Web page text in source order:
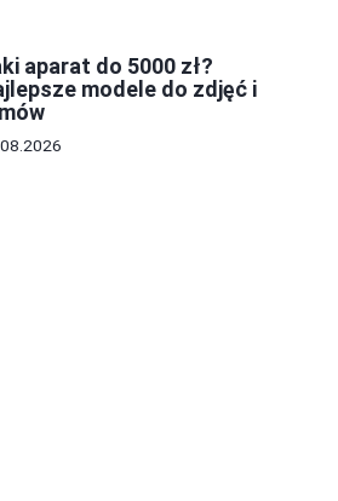
aparat do 5000 zł?
modele do zdjęć i